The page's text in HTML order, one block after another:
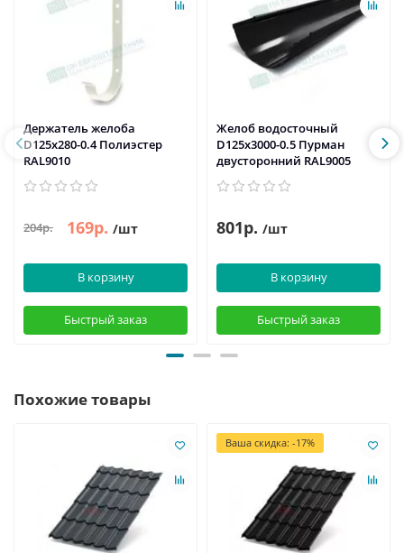
Держатель желоба
D125х280-0.4 Полиэстер
RAL9010
204р. 169р. /шт
В корзину
Быстрый заказ
Желоб водосточный
D125х3000-0.5 Пурман
двусторонний RAL9005
801р. /шт
В корзину
Быстрый заказ
Похожие товары
Ваша скидка: -17%